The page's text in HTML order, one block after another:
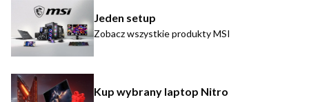
Jeden setup
Zobacz wszystkie produkty MSI
Kup wybrany laptop Nitro